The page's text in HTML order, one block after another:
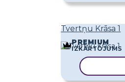
Tvertņu Krāsa 1
PREMIUM
IZKĀRTOJUMS